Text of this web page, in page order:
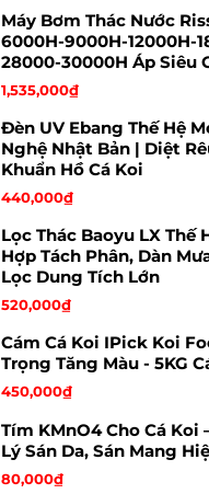
Máy Bơm Thác Nước
6000H-9000H-12000H-
28000-30000H Áp Siêu
1,535,000₫
Đèn UV Ebang Thế Hệ
Nghệ Nhật Bản | Diệt
Khuẩn Hồ Cá Koi
440,000₫
Lọc Thác Baoyu LX Thế
Hợp Tách Phân, Dàn
Lọc Dung Tích Lớn
520,000₫
Cám Cá Koi IPick Koi
Trọng Tăng Màu - 5KG
450,000₫
Tím KMnO4 Cho Cá Koi
Lý Sán Da, Sán Mang
80,000₫